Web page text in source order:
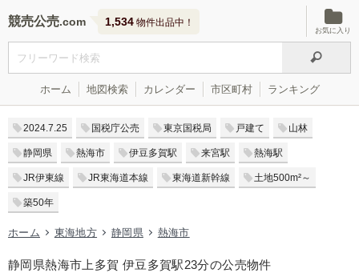
競売公売 1,534 物件出品中！
お気に入り
ホーム 地図検索 カレンダー 市区町村 ランキング
2024.7.25 国税庁公売 東京国税局 戸建て 山林
静岡県 熱海市 伊豆多賀駅 来宮駅 熱海駅
JR伊東線 JR東海道本線 東海道新幹線 土地500m²～
築50年
ホーム 東海地方 静岡県 熱海市
静岡県熱海市上多賀 伊豆多賀駅23分の公売物件